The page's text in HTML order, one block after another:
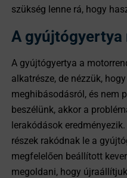
szükség lenne rá, hogy
A gyújtógyertya
A gyújtógyertya a
alkatrésze, de nézzük,
meghibásodásról, és nem
beszélünk, akkor a
lerakódások
részek rakódnak le a
megfelelően beállított
megoldani, hogy